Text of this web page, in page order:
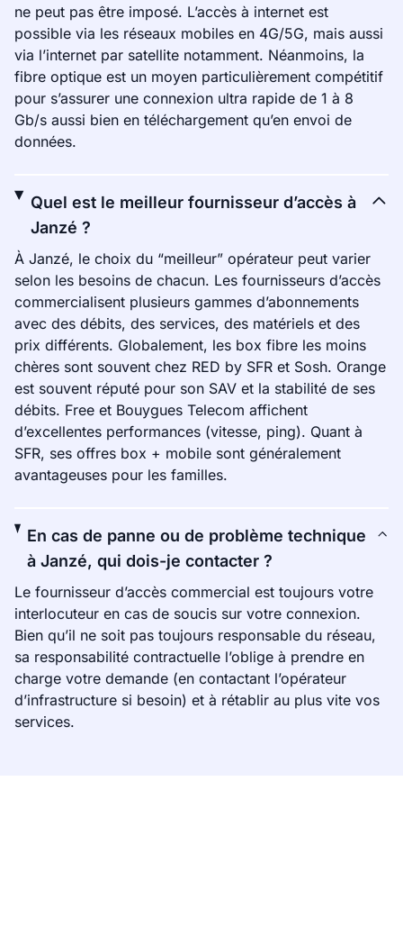
ne peut pas être imposé. L’accès à internet est
possible via les réseaux mobiles en 4G/5G, mais aussi
via l’internet par satellite notamment. Néanmoins, la
fibre optique est un moyen particulièrement compétitif
pour s’assurer une connexion ultra rapide de 1 à 8
Gb/s aussi bien en téléchargement qu’en envoi de
données.
Quel est le meilleur fournisseur d’accès à
Janzé ?
À Janzé, le choix du “meilleur” opérateur peut varier
selon les besoins de chacun. Les fournisseurs d’accès
commercialisent plusieurs gammes d’abonnements
avec des débits, des services, des matériels et des
prix différents. Globalement, les box fibre les moins
chères sont souvent chez RED by SFR et Sosh. Orange
est souvent réputé pour son SAV et la stabilité de ses
débits. Free et Bouygues Telecom affichent
d’excellentes performances (vitesse, ping). Quant à
SFR, ses offres box + mobile sont généralement
avantageuses pour les familles.
En cas de panne ou de problème technique
à Janzé, qui dois-je contacter ?
Le fournisseur d’accès commercial est toujours votre
interlocuteur en cas de soucis sur votre connexion.
Bien qu’il ne soit pas toujours responsable du réseau,
sa responsabilité contractuelle l’oblige à prendre en
charge votre demande (en contactant l’opérateur
d’infrastructure si besoin) et à rétablir au plus vite vos
services.